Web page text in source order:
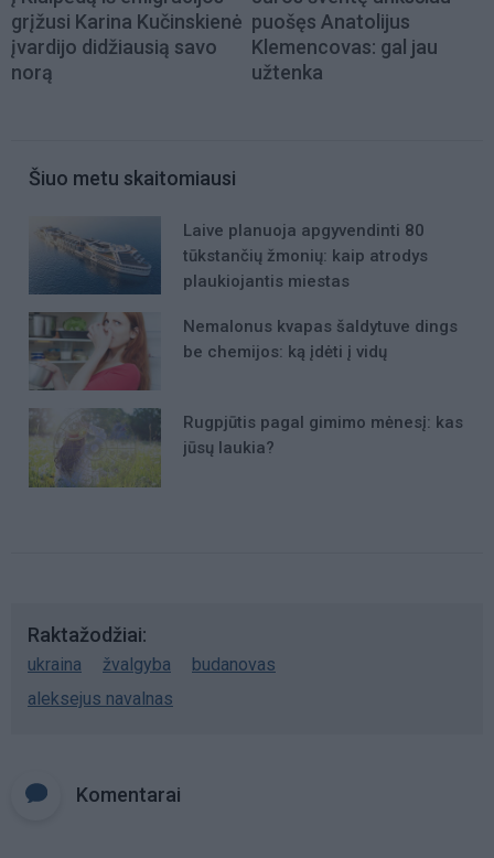
grįžusi Karina Kučinskienė
įvardijo didžiausią savo
norą
puošęs Anatolijus
Klemencovas: gal jau
užtenka
Šiuo metu skaitomiausi
Laive planuoja apgyvendinti 80
tūkstančių žmonių: kaip atrodys
plaukiojantis miestas
Nemalonus kvapas šaldytuve dings
be chemijos: ką įdėti į vidų
Rugpjūtis pagal gimimo mėnesį: kas
jūsų laukia?
Raktažodžiai
ukraina žvalgyba
budanovas
aleksejus navalnas
Komentarai